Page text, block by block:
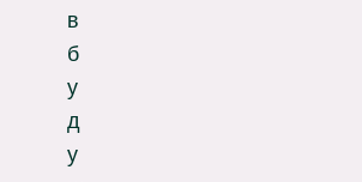
в
б
у
д
у